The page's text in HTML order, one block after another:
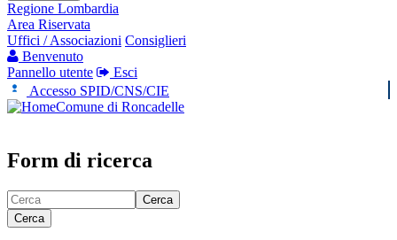
Regione Lombardia
Area Riservata
Uffici / Associazioni Consiglieri
Benvenuto
Pannello utente
Esci
Accesso SPID/CNS/CIE
Comune di Roncadelle
Form di ricerca
Cerca
Cerca